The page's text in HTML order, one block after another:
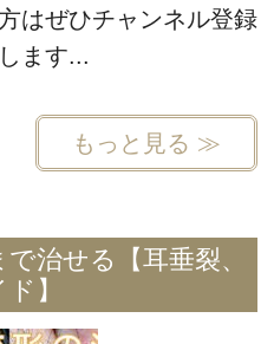
はぜひチャンネル登録
ます...
もっと見る ≫
治せる【耳垂裂、
】